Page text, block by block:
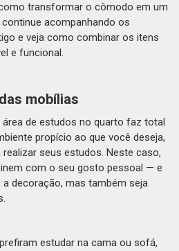
transformar o cômodo em um
acompanhando os
e veja como combinar os itens
e funcional.
mobílias
de estudos no quarto faz total
propício ao que você deseja,
seus estudos. Neste caso,
com o seu gosto pessoal — e
decoração, mas também seja
estudar na cama ou sofá,